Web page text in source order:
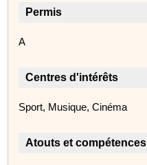
Permis
A
Centres d'intérêts
Sport, Musique, Cinéma
Atouts et compétences